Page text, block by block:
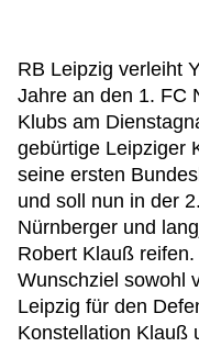
RB Leipzig verleiht
Jahre an den 1. FC
Klubs am
gebürtige Leipziger
seine ersten
und soll nun in der
Nürnberger und
Robert Klauß
Wunschziel sowohl
Leipzig für den
Konstellation Klauß